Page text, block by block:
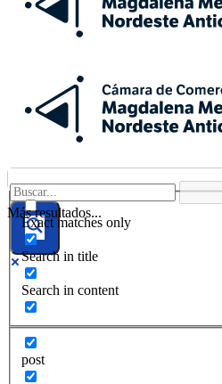
Más resultados...
Exact matches only
Search in title
Search in content
post